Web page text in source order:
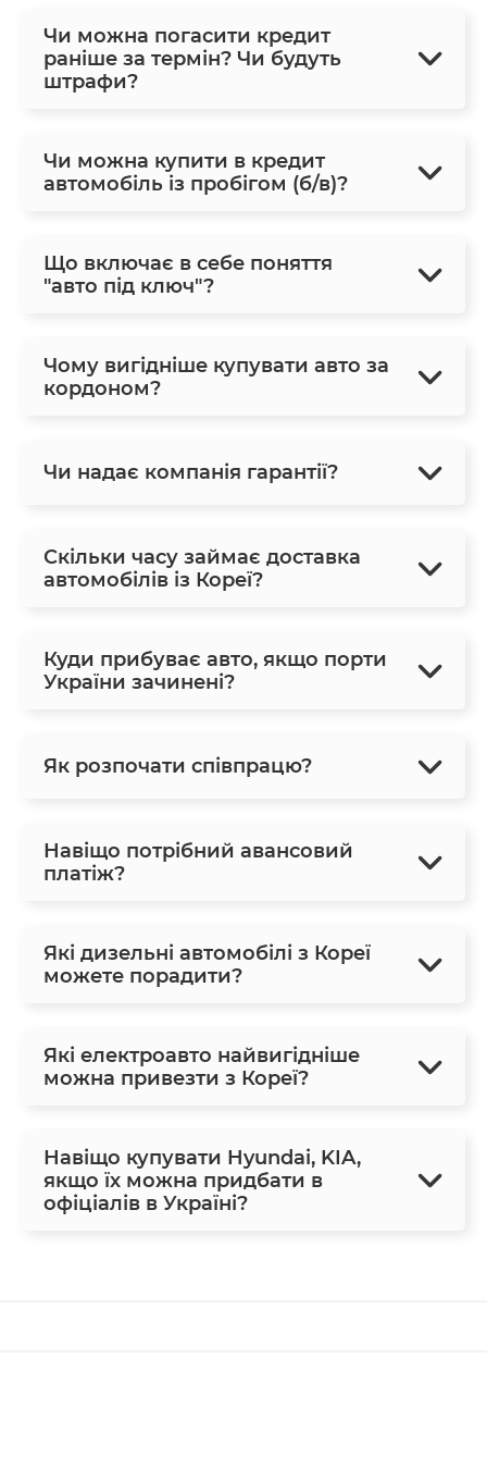
Чи можна погасити кредит
раніше за термін? Чи будуть
штрафи?
Чи можна купити в кредит
автомобіль із пробігом (б/в)?
Що включає в себе поняття
"авто під ключ"?
Чому вигідніше купувати авто за
кордоном?
Чи надає компанія гарантії?
Скільки часу займає доставка
автомобілів із Кореї?
Куди прибуває авто, якщо порти
України зачинені?
Як розпочати співпрацю?
Навіщо потрібний авансовий
платіж?
Які дизельні автомобілі з Кореї
можете порадити?
Які електроавто найвигідніше
можна привезти з Кореї?
Навіщо купувати Hyundai, KIA,
якщо їх можна придбати в
офіціалів в Україні?